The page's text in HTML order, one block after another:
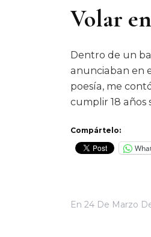
Volar
Dentro de un
anunciaban en
poesía, me
cumplir 18 años
Compártelo:
En 24 De Marzo